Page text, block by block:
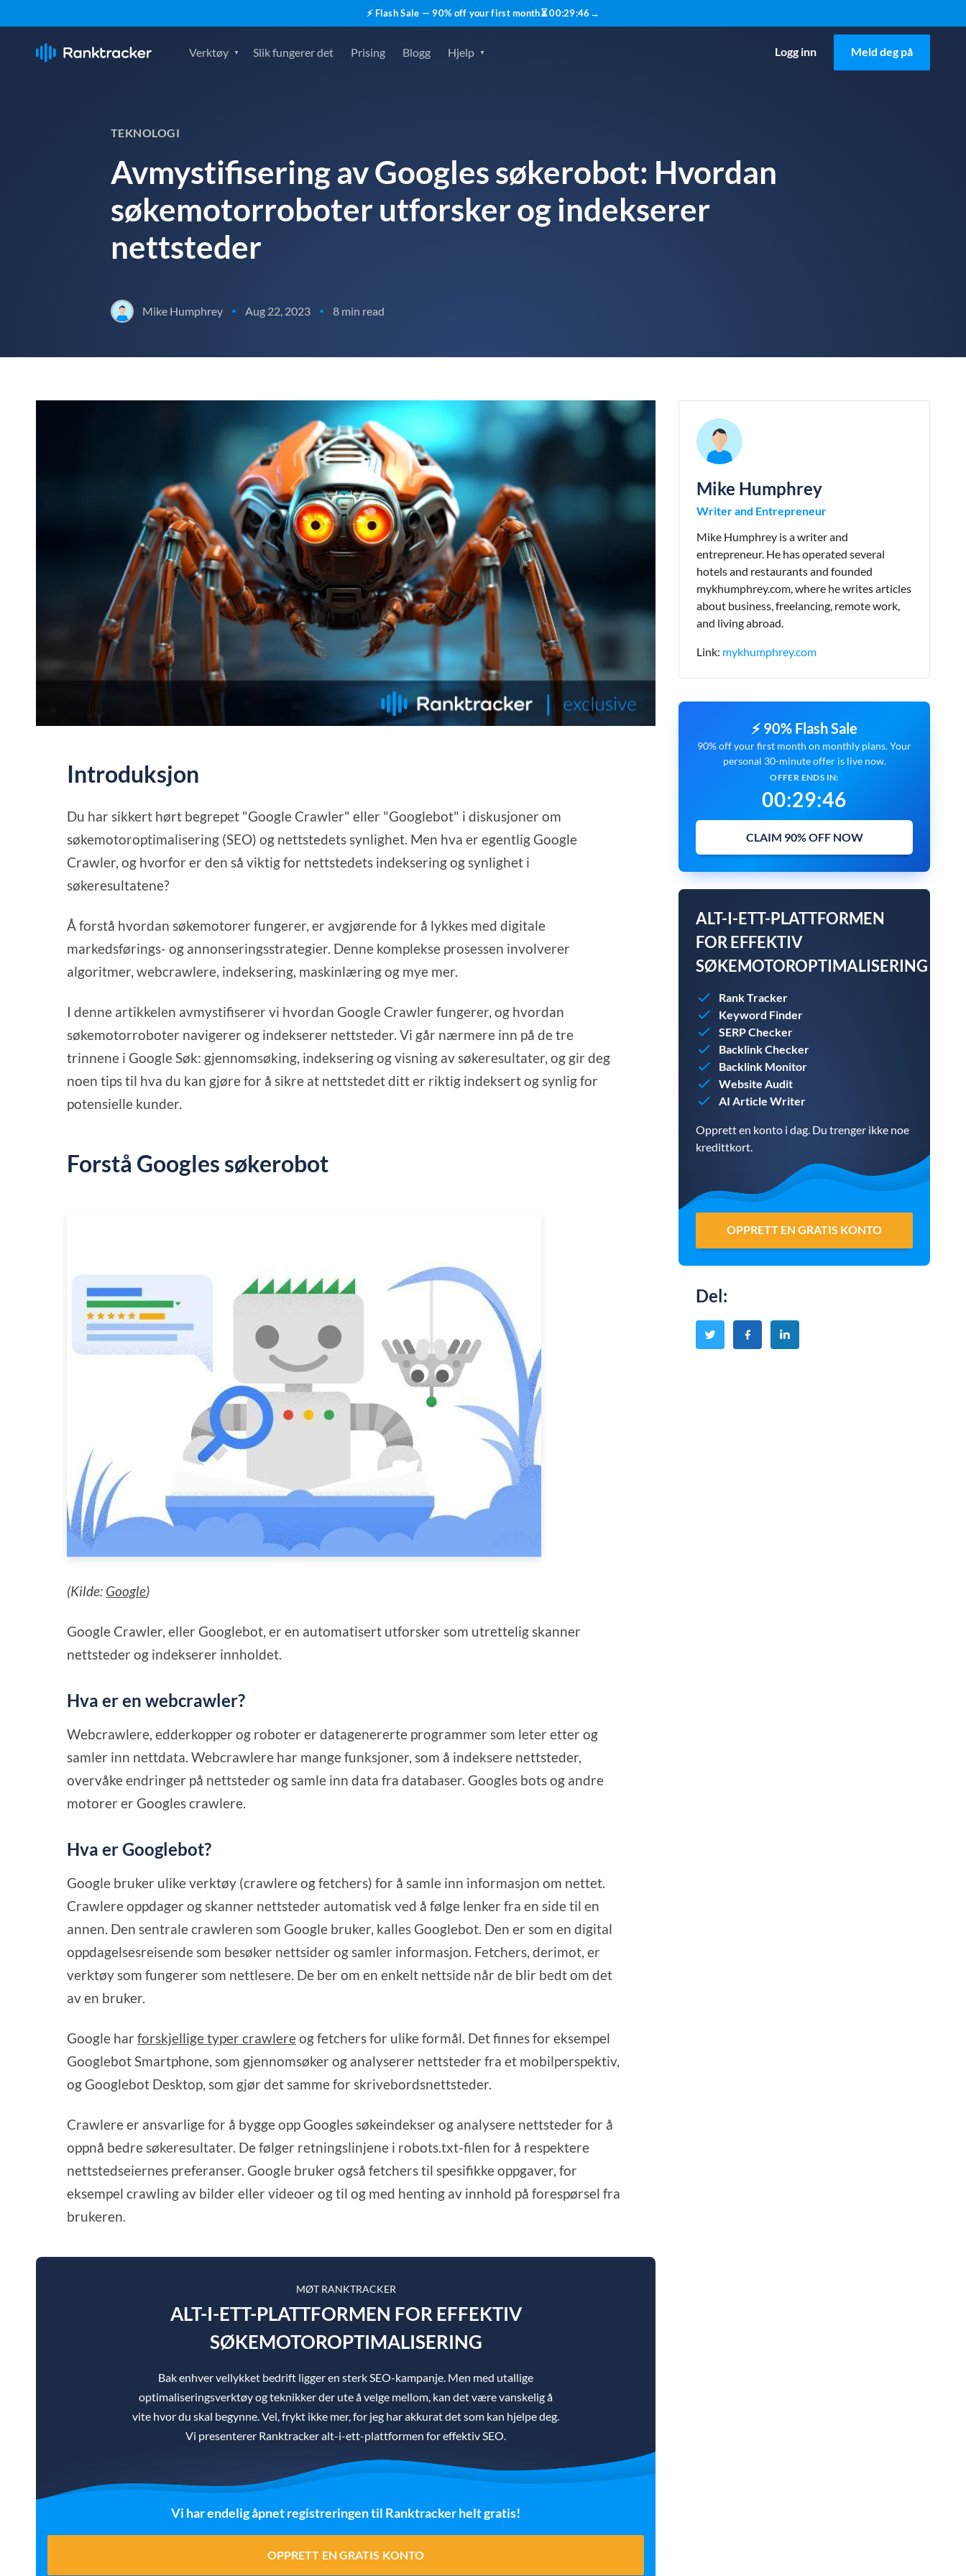
⚡ Flash Sale — 90% off your first month⏳00:29:45 →
Verktøy Slik fungerer det Prising Blogg Hjelp Logg inn Meld deg på
TEKNOLOGI
Avmystifisering av Googles søkerobot: Hvordan
søkemotorroboter utforsker og indekserer
nettsteder
Mike Humphrey • Aug 22, 2023 • 8 min read
Introduksjon
Du har sikkert hørt begrepet "Google Crawler" eller "Googlebot" i diskusjoner om
søkemotoroptimalisering (SEO) og nettstedets synlighet. Men hva er egentlig Google
Crawler, og hvorfor er den så viktig for nettstedets indeksering og synlighet i
søkeresultatene?
Å forstå hvordan søkemotorer fungerer, er avgjørende for å lykkes med digitale
markedsførings- og annonseringsstrategier. Denne komplekse prosessen involverer
algoritmer, webcrawlere, indeksering, maskinlæring og mye mer.
I denne artikkelen avmystifiserer vi hvordan Google Crawler fungerer, og hvordan
søkemotorroboter navigerer og indekserer nettsteder. Vi går nærmere inn på de tre
trinnene i Google Søk: gjennomsøking, indeksering og visning av søkeresultater, og gir deg
noen tips til hva du kan gjøre for å sikre at nettstedet ditt er riktig indeksert og synlig for
potensielle kunder.
Forstå Googles søkerobot
(Kilde: Google)
Google Crawler, eller Googlebot, er en automatisert utforsker som utrettelig skanner
nettsteder og indekserer innholdet.
Hva er en webcrawler?
Webcrawlere, edderkopper og roboter er datagenererte programmer som leter etter og
samler inn nettdata. Webcrawlere har mange funksjoner, som å indeksere nettsteder,
overvåke endringer på nettsteder og samle inn data fra databaser. Googles bots og andre
motorer er Googles crawlere.
Hva er Googlebot?
Google bruker ulike verktøy (crawlere og fetchers) for å samle inn informasjon om nettet.
Crawlere oppdager og skanner nettsteder automatisk ved å følge lenker fra en side til en
annen. Den sentrale crawleren som Google bruker, kalles Googlebot. Den er som en digital
oppdagelsesreisende som besøker nettsider og samler informasjon. Fetchers, derimot, er
verktøy som fungerer som nettlesere. De ber om en enkelt nettside når de blir bedt om det
av en bruker.
Google harforskjellige typer crawlereog fetchers for ulike formål. Det finnes for eksempel
Googlebot Smartphone, som gjennomsøker og analyserer nettsteder fra et mobilperspektiv,
og Googlebot Desktop, som gjør det samme for skrivebordsnettsteder.
Crawlere er ansvarlige for å bygge opp Googles søkeindekser og analysere nettsteder for å
oppnå bedre søkeresultater. De følger retningslinjene i robots.txt-filen for å respektere
nettstedseiernes preferanser. Google bruker også fetchers til spesifikke oppgaver, for
eksempel crawling av bilder eller videoer og til og med henting av innhold på forespørsel fra
brukeren.
MØT RANKTRACKER
ALT-I-ETT-PLATTFORMEN FOR EFFEKTIV
SØKEMOTOROPTIMALISERING
Bak enhver vellykket bedrift ligger en sterk SEO-kampanje. Men med utallige
optimaliseringsverktøy og teknikker der ute å velge mellom, kan det være vanskelig å
vite hvor du skal begynne. Vel, frykt ikke mer, for jeg har akkurat det som kan hjelpe deg.
Vi presenterer Ranktracker alt-i-ett-plattformen for effektiv SEO.
Vi har endelig åpnet registreringen til Ranktracker helt gratis!
OPPRETT EN GRATIS KONTO
Mike Humphrey
Writer and Entrepreneur
Mike Humphrey is a writer and
entrepreneur. He has operated several
hotels and restaurants and founded
mykhumphrey.com, where he writes articles
about business, freelancing, remote work,
and living abroad.
Link: mykhumphrey.com
⚡ 90% Flash Sale
90% off your first month on monthly plans. Your
personal 30-minute offer is live now.
OFFER ENDS IN:
00:29:45
CLAIM 90% OFF NOW
ALT-I-ETT-PLATTFORMEN
FOR EFFEKTIV
SØKEMOTOROPTIMALISERING
Rank Tracker
Keyword Finder
SERP Checker
Backlink Checker
Backlink Monitor
Website Audit
AI Article Writer
Opprett en konto i dag. Du trenger ikke noe
kredittkort.
OPPRETT EN GRATIS KONTO
Del: